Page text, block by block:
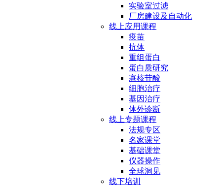
实验室过滤
厂房建设及自动化
线上应用课程
疫苗
抗体
重组蛋白
蛋白质研究
寡核苷酸
细胞治疗
基因治疗
体外诊断
线上专题课程
法规专区
名家课堂
基础课堂
仪器操作
全球洞见
线下培训